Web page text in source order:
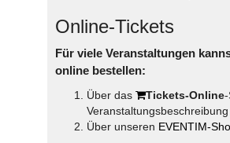
Online-Tickets
Für viele Veranstaltungen
online bestellen:
Über das Tickets-Online
Veranstaltungsbeschreibung
Über unseren EVENTIM-